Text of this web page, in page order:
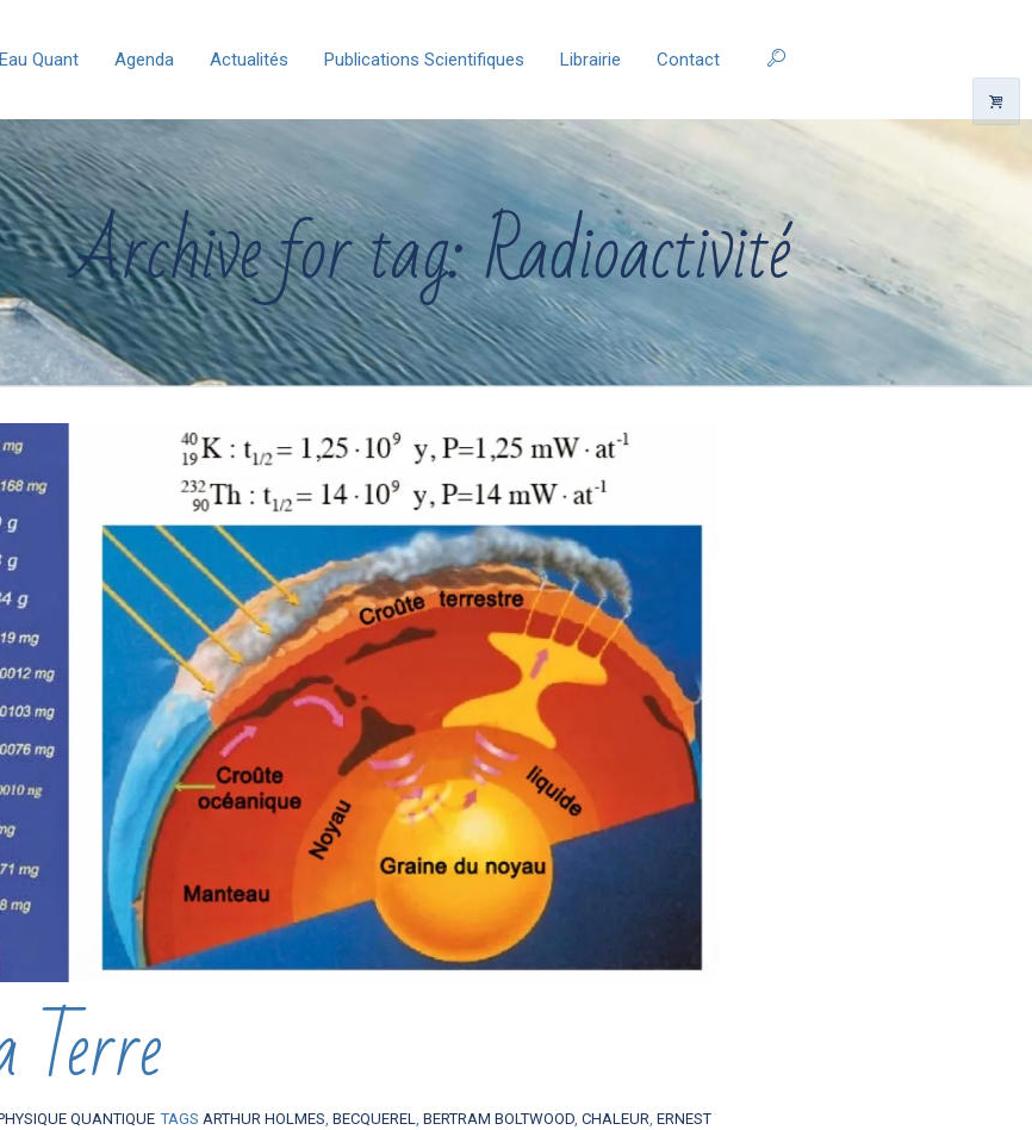
Quant Agenda Actualités Publications Scientifiques Librairie Contact
Archive for tag: Radioactivité
Terre
QUANTIQUE TAGS ARTHUR HOLMES, BECQUEREL, BERTRAM BOLTWOOD, CHALEUR, ERNEST